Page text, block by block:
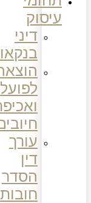
עיסוק
דיני
בנקאות
הוצאה
לפועל
ואכיפת
חיובים
עורך
דין
הסדר
חובות